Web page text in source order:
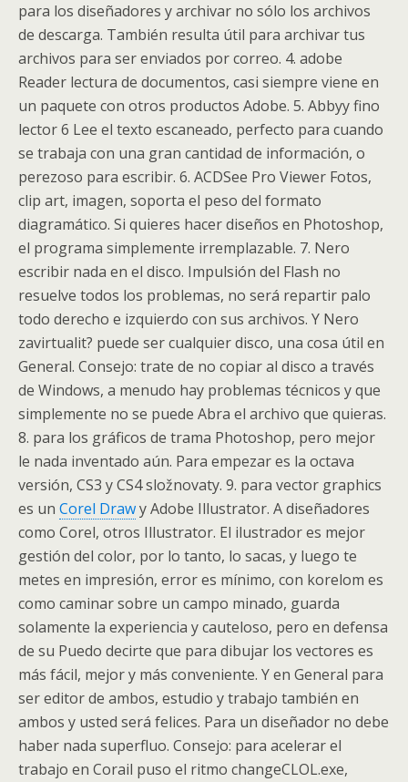
para los diseñadores y archivar no sólo los archivos
de descarga. También resulta útil para archivar tus
archivos para ser enviados por correo. 4. adobe
Reader lectura de documentos, casi siempre viene en
un paquete con otros productos Adobe. 5. Abbyy fino
lector 6 Lee el texto escaneado, perfecto para cuando
se trabaja con una gran cantidad de información, o
perezoso para escribir. 6. ACDSee Pro Viewer Fotos,
clip art, imagen, soporta el peso del formato
diagramático. Si quieres hacer diseños en Photoshop,
el programa simplemente irremplazable. 7. Nero
escribir nada en el disco. Impulsión del Flash no
resuelve todos los problemas, no será repartir palo
todo derecho e izquierdo con sus archivos. Y Nero
zavirtualit? puede ser cualquier disco, una cosa útil en
General. Consejo: trate de no copiar al disco a través
de Windows, a menudo hay problemas técnicos y que
simplemente no se puede Abra el archivo que quieras.
8. para los gráficos de trama Photoshop, pero mejor
le nada inventado aún. Para empezar es la octava
versión, CS3 y CS4 složnovaty. 9. para vector graphics
es un Corel Drawy Adobe Illustrator. A diseñadores
como Corel, otros Illustrator. El ilustrador es mejor
gestión del color, por lo tanto, lo sacas, y luego te
metes en impresión, error es mínimo, con korelom es
como caminar sobre un campo minado, guarda
solamente la experiencia y cauteloso, pero en defensa
de su Puedo decirte que para dibujar los vectores es
más fácil, mejor y más conveniente. Y en General para
ser editor de ambos, estudio y trabajo también en
ambos y usted será felices. Para un diseñador no debe
haber nada superfluo. Consejo: para acelerar el
trabajo en Corail puso el ritmo changeCLOL.exe,